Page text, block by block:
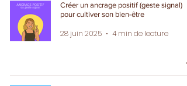
Créer un ancrage positif (geste signal)
pour cultiver son bien-être
28 juin 2025 4 min de lecture